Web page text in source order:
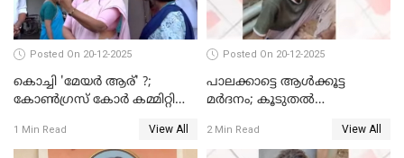
Posted On 20-12-2025
കൊച്ചി 'മേയർ ആര്' ?;
കോണ്‍ഗ്രസ് കോര്‍ കമ്മിറ്റി
1 Min Read View All
Posted On 20-12-2025
പാലക്കാട്ടെ ആള്‍ക്കൂട്ട
മര്‍ദനം; കൂടുതല്‍
അംഗ സംഘമെന്ന് വിവരം
2 Min Read View All